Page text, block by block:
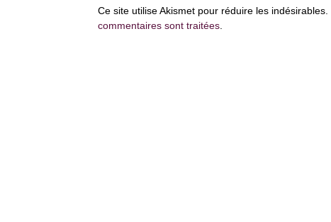
Ce site utilise Akismet pour réduire les indésirables.
commentaires sont traitées